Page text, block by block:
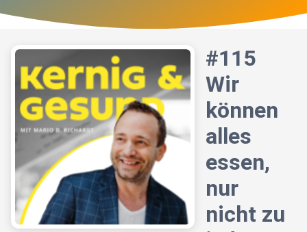
#115
Wir
können
alles
essen,
nur
nicht zu